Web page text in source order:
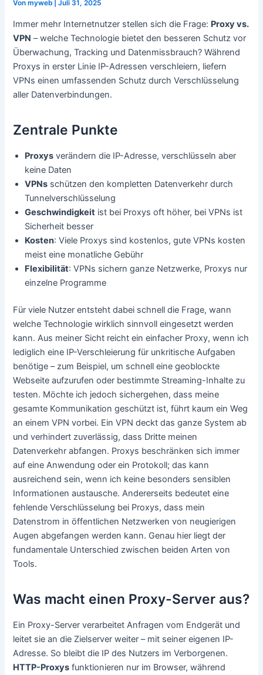
Vonmyweb |Juli 31, 2025
Immer mehr Internetnutzer stellen sich die Frage: Proxy vs.
VPN – welche Technologie bietet den besseren Schutz vor
Überwachung, Tracking und Datenmissbrauch? Während
Proxys in erster Linie IP-Adressen verschleiern, liefern
VPNs einen umfassenden Schutz durch Verschlüsselung
aller Datenverbindungen.
Zentrale Punkte
Proxys verändern die IP-Adresse, verschlüsseln aber
keine Daten
VPNs schützen den kompletten Datenverkehr durch
Tunnelverschlüsselung
Geschwindigkeit ist bei Proxys oft höher, bei VPNs ist
Sicherheit besser
Kosten: Viele Proxys sind kostenlos, gute VPNs kosten
meist eine monatliche Gebühr
Flexibilität: VPNs sichern ganze Netzwerke, Proxys nur
einzelne Programme
Für viele Nutzer entsteht dabei schnell die Frage, wann
welche Technologie wirklich sinnvoll eingesetzt werden
kann. Aus meiner Sicht reicht ein einfacher Proxy, wenn ich
lediglich eine IP-Verschleierung für unkritische Aufgaben
benötige – zum Beispiel, um schnell eine geoblockte
Webseite aufzurufen oder bestimmte Streaming-Inhalte zu
testen. Möchte ich jedoch sichergehen, dass meine
gesamte Kommunikation geschützt ist, führt kaum ein Weg
an einem VPN vorbei. Ein VPN deckt das ganze System ab
und verhindert zuverlässig, dass Dritte meinen
Datenverkehr abfangen. Proxys beschränken sich immer
auf eine Anwendung oder ein Protokoll; das kann
ausreichend sein, wenn ich keine besonders sensiblen
Informationen austausche. Andererseits bedeutet eine
fehlende Verschlüsselung bei Proxys, dass mein
Datenstrom in öffentlichen Netzwerken von neugierigen
Augen abgefangen werden kann. Genau hier liegt der
fundamentale Unterschied zwischen beiden Arten von
Tools.
Was macht einen Proxy-Server aus?
Ein Proxy-Server verarbeitet Anfragen vom Endgerät und
leitet sie an die Zielserver weiter – mit seiner eigenen IP-
Adresse. So bleibt die IP des Nutzers im Verborgenen.
HTTP-Proxys funktionieren nur im Browser, während